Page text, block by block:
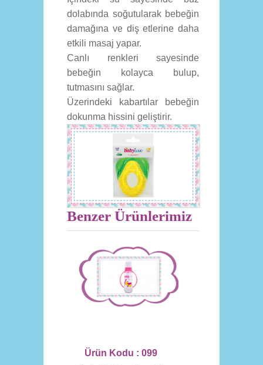
dolabında soğutularak bebeğin
damağına ve diş etlerine daha
etkili masaj yapar.
Canlı renkleri sayesinde
bebeğin kolayca bulup,
tutmasını sağlar.
Üzerindeki kabartılar bebeğin
dokunma hissini geliştirir.
Benzer Ürünlerimiz
Ürün Kodu : 099